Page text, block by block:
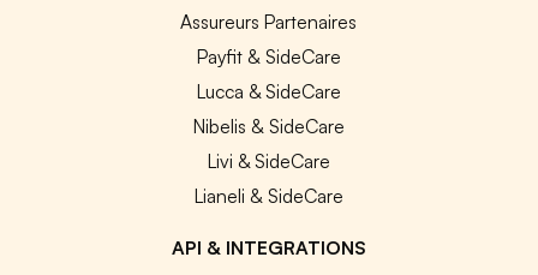
Assureurs Partenaires
Payfit & SideCare
Lucca & SideCare
Nibelis & SideCare
Livi & SideCare
Lianeli & SideCare
API & INTEGRATIONS